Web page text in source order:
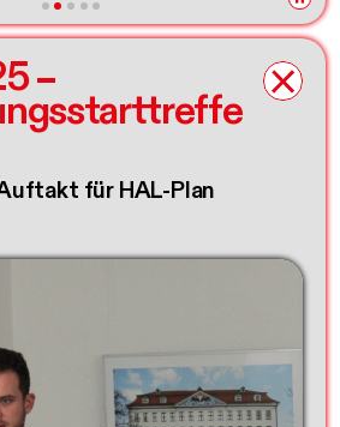
–
für HAL-Plan